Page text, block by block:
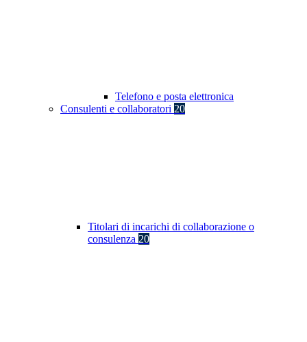
Telefono e posta elettronica
Consulenti e collaboratori 20
Titolari di incarichi di collaborazione o
consulenza 20